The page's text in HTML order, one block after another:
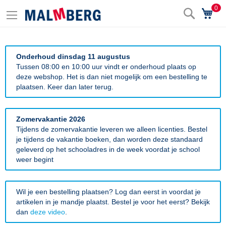
Zoek0
Onderhoud dinsdag 11 augustus
Tussen 08:00 en 10:00 uur vindt er onderhoud plaats op
deze webshop. Het is dan niet mogelijk om een bestelling te
plaatsen. Keer dan later terug.
Zomervakantie 2026
Tijdens de zomervakantie leveren we alleen licenties. Bestel
je tijdens de vakantie boeken, dan worden deze standaard
geleverd op het schooladres in de week voordat je school
weer begint
Wil je een bestelling plaatsen? Log dan eerst in voordat je
artikelen in je mandje plaatst. Bestel je voor het eerst? Bekijk
dan deze video